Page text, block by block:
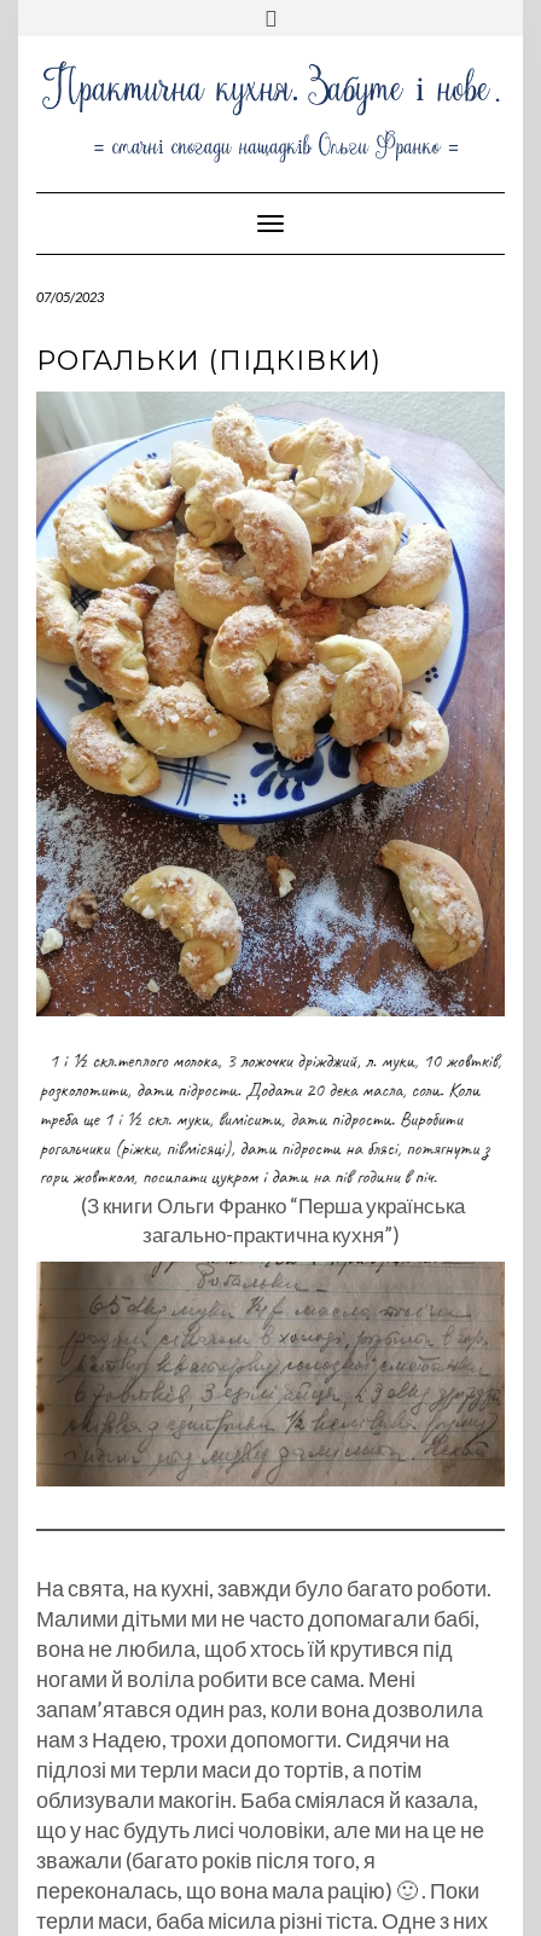
Toggle Navigation
07/05/2023
РОГАЛЬКИ (ПІДКІВКИ)
(З книги Ольги Франко “Перша українська
загально-практична кухня”)
На свята, на кухні, завжди було багато роботи.
Малими дітьми ми не часто допомагали бабі,
вона не любила, щоб хтось їй крутився під
ногами й воліла робити все сама. Мені
запам’ятався один раз, коли вона дозволила
нам з Надею, трохи допомогти. Сидячи на
підлозі ми терли маси до тортів, а потім
облизували макогін. Баба сміялася й казала,
що у нас будуть лисі чоловіки, але ми на це не
зважали (багато років після того, я
переконалась, що вона мала рацію) 🙂 . Поки
терли маси, баба місила різні тіста. Одне з них